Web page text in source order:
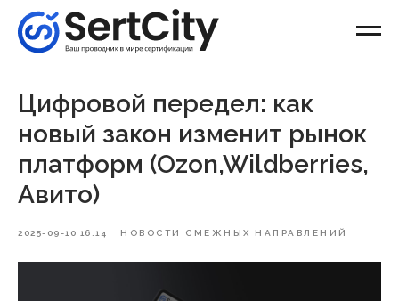
Цифровой передел: как
новый закон изменит рынок
платформ (Ozon,Wildberries,
Авито)
2025-09-10 16:14 НОВОСТИ СМЕЖНЫХ НАПРАВЛЕНИЙ